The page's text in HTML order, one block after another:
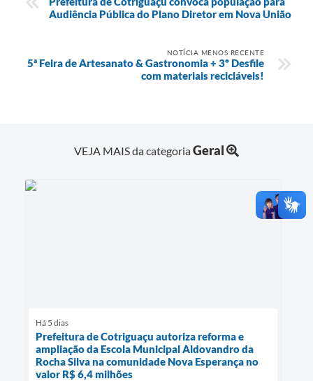
Audiência Pública do Plano Diretor em Nova União
NOTÍCIA MENOS RECENTE
5ª Feira de Artesanato & Gastronomia + 3º Desfile
com materiais recicláveis!
VEJA MAIS da categoriaGeral
Há 5 dias
Prefeitura de Cotriguaçu autoriza reforma e
ampliação da Escola Municipal Aldovandro da
Rocha Silva na comunidade Nova Esperança no
valor R$ 6,4 milhões